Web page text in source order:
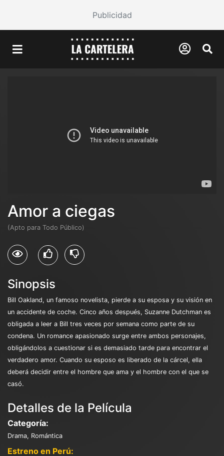
Publicidad
Amor a ciegas
(Apto para Todo Público)
Sinopsis
Bill Oakland, un famoso novelista, pierde a su esposa y su visión en
un accidente de coche. Cinco años después, Suzanne Dutchman es
obligada a leer a Bill tres veces por semana como parte de su
condena. Un romance apasionado surge entre ambos personajes,
obligándolos a cuestionar si es demasiado tarde para encontrar el
verdadero amor. Cuando su esposo es liberado de la cárcel, ella
deberá decidir entre el hombre que ama y el hombre con el que se
casó.
Detalles de la Película
Categoría:
Drama, Romántica
Estreno en Perú: